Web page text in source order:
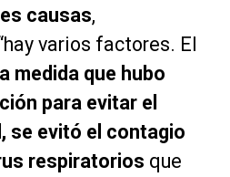
causas,
varios factores. El
medida que hubo
para evitar el
se evitó el contagio
respiratorios que